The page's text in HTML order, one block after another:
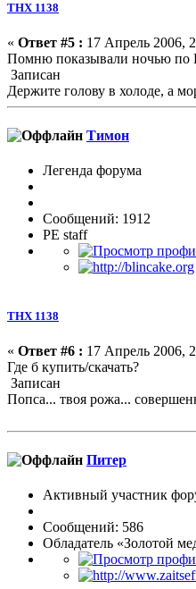
ТНХ 1138
« Ответ #5 : 17 Апрель 2006,
Помню показывали ночью по
Записан
Держите голову в холоде, а
Тимон
Легенда форума
Сообщений: 1912
PE staff
ТНХ 1138
« Ответ #6 : 17 Апрель 2006,
Где б купить/скачать?
Записан
Попса... твоя рожа...
Питер
Активный участник
Сообщений: 586
Обладатель «Золотой